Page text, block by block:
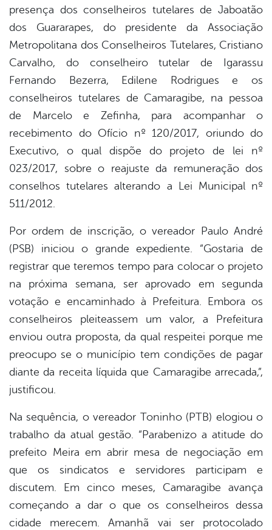
presença dos conselheiros tutelares de Jaboatão
dos Guararapes, do presidente da Associação
Metropolitana dos Conselheiros Tutelares, Cristiano
Carvalho, do conselheiro tutelar de Igarassu
Fernando Bezerra, Edilene Rodrigues e os
conselheiros tutelares de Camaragibe, na pessoa
de Marcelo e Zefinha, para acompanhar o
recebimento do Ofício nº 120/2017, oriundo do
Executivo, o qual dispõe do projeto de lei nº
023/2017, sobre o reajuste da remuneração dos
conselhos tutelares alterando a Lei Municipal nº
511/2012.
Por ordem de inscrição, o vereador Paulo André
(PSB) iniciou o grande expediente. “Gostaria de
registrar que teremos tempo para colocar o projeto
na próxima semana, ser aprovado em segunda
votação e encaminhado à Prefeitura. Embora os
conselheiros pleiteassem um valor, a Prefeitura
enviou outra proposta, da qual respeitei porque me
preocupo se o município tem condições de pagar
diante da receita líquida que Camaragibe arrecada,”,
justificou.
Na sequência, o vereador Toninho (PTB) elogiou o
trabalho da atual gestão. “Parabenizo a atitude do
prefeito Meira em abrir mesa de negociação em
que os sindicatos e servidores participam e
discutem. Em cinco meses, Camaragibe avança
começando a dar o que os conselheiros dessa
cidade merecem. Amanhã vai ser protocolado